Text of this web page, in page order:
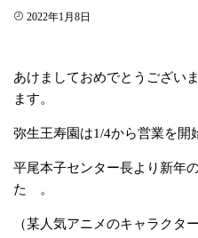
2022年1月8日
あけましておめでとうござい
ます。
弥生王寿園は1/4から営業を開
平尾本子センター長より新年
た 。
（某人気アニメのキャラクタ